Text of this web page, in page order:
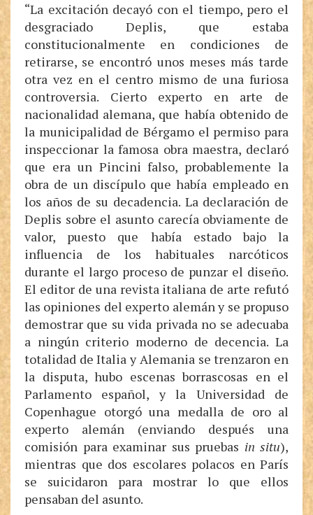
“La excitación decayó con el tiempo, pero el
desgraciado Deplis, que estaba
constitucionalmente en condiciones de
retirarse, se encontró unos meses más tarde
otra vez en el centro mismo de una furiosa
controversia. Cierto experto en arte de
nacionalidad alemana, que había obtenido de
la municipalidad de Bérgamo el permiso para
inspeccionar la famosa obra maestra, declaró
que era un Pincini falso, probablemente la
obra de un discípulo que había empleado en
los años de su decadencia. La declaración de
Deplis sobre el asunto carecía obviamente de
valor, puesto que había estado bajo la
influencia de los habituales narcóticos
durante el largo proceso de punzar el diseño.
El editor de una revista italiana de arte refutó
las opiniones del experto alemán y se propuso
demostrar que su vida privada no se adecuaba
a ningún criterio moderno de decencia. La
totalidad de Italia y Alemania se trenzaron en
la disputa, hubo escenas borrascosas en el
Parlamento español, y la Universidad de
Copenhague otorgó una medalla de oro al
experto alemán (enviando después una
comisión para examinar sus pruebas in situ),
mientras que dos escolares polacos en París
se suicidaron para mostrar lo que ellos
pensaban del asunto.